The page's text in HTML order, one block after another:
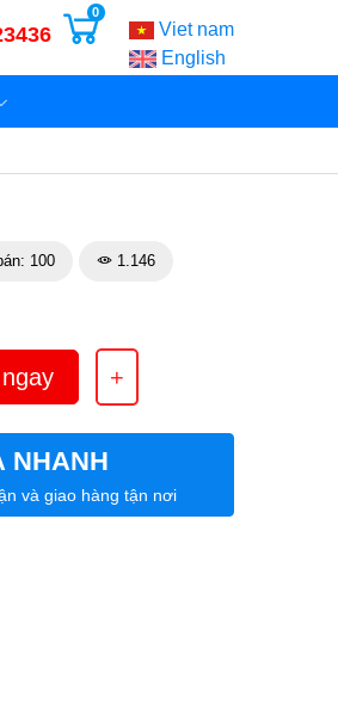
0
Viet nam
English
100 1.146
NHANH
và giao hàng tận nơi